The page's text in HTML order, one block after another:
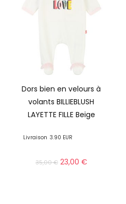
Dors bien en velours à
volants BILLIEBLUSH
LAYETTE FILLE Beige
Livraison 3.90 EUR
35,00€ 23,00 €